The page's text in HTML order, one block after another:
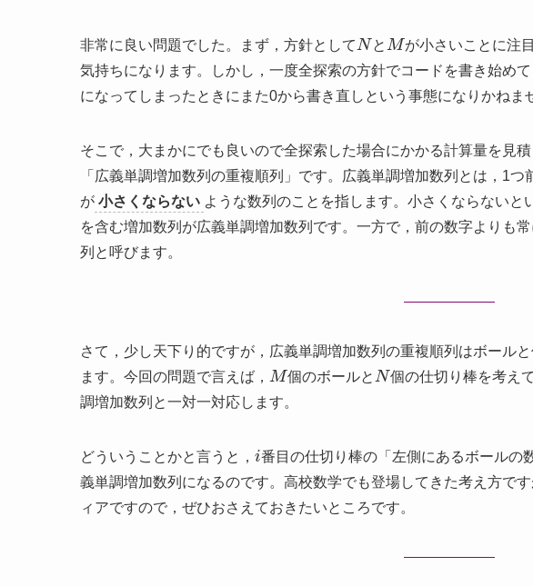
非常に良い問題でした。まず，方針として
N
と
M
が小さいことに注
気持ちになります。しかし，一度全探索の方針でコードを書き始め
になってしまったときにまた0から書き直しという事態になりかねま
そこで，大まかにでも良いので全探索した場合にかかる計算量を見
「広義単調増加数列の重複順列」です。広義単調増加数列とは，1
が 小さくならない ような数列のことを指します。小さくならない
を含む増加数列が広義単調増加数列です。一方で，前の数字よりも
列と呼びます。
さて，少し天下り的ですが，広義単調増加数列の重複順列はボール
ます。今回の問題で言えば，
M
個のボールと
N
個の仕切り棒を考え
調増加数列と一対一対応します。
どういうことかと言うと，
i
番目の仕切り棒の「左側にあるボールの
義単調増加数列になるのです。高校数学でも登場してきた考え方で
ィアですので，ぜひおさえておきたいところです。